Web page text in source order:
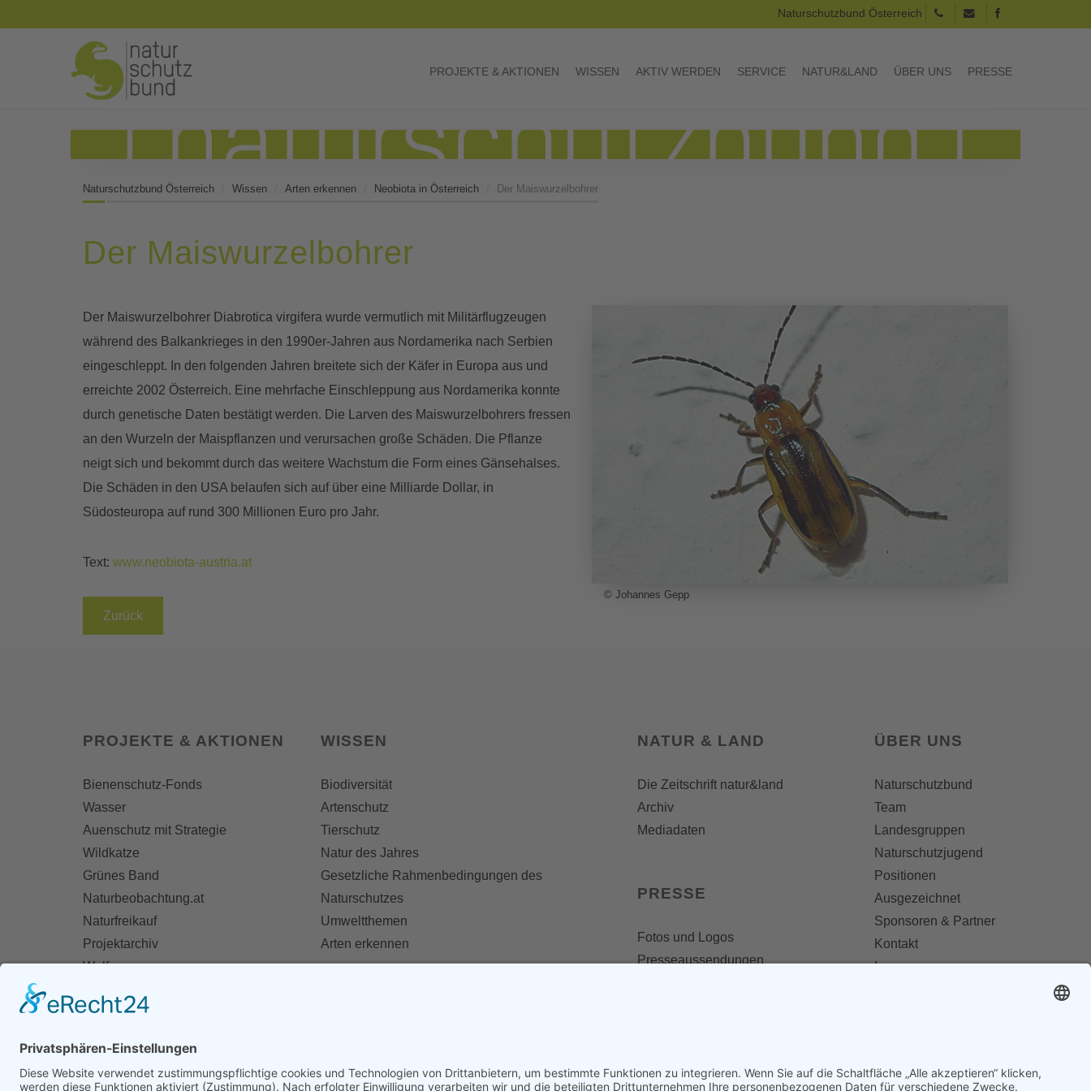
Naturschutzbund Österreich
PROJEKTE & AKTIONEN WISSEN AKTIV WERDEN SERVICE NATUR&LAND ÜBER UNS PRESSE
Naturschutzbund Österreich Wissen Arten erkennen Neobiota in Österreich Der Maiswurzelbohrer
Der Maiswurzelbohrer
© Johannes Gepp
Der Maiswurzelbohrer Diabrotica virgifera wurde vermutlich mit Militärflugzeugen
während des Balkankrieges in den 1990er-Jahren aus Nordamerika nach Serbien
eingeschleppt. In den folgenden Jahren breitete sich der Käfer in Europa aus und
erreichte 2002 Österreich. Eine mehrfache Einschleppung aus Nordamerika konnte
durch genetische Daten bestätigt werden. Die Larven des Maiswurzelbohrers fressen
an den Wurzeln der Maispflanzen und verursachen große Schäden. Die Pflanze
neigt sich und bekommt durch das weitere Wachstum die Form eines Gänsehalses.
Die Schäden in den USA belaufen sich auf über eine Milliarde Dollar, in
Südosteuropa auf rund 300 Millionen Euro pro Jahr.
Text: www.neobiota-austria.at
Zurück
PROJEKTE & AKTIONEN
Bienenschutz-Fonds
Wasser
Auenschutz mit Strategie
Wildkatze
Grünes Band
Naturbeobachtung.at
Naturfreikauf
Projektarchiv
Wolf
WISSEN
Biodiversität
Artenschutz
Tierschutz
Natur des Jahres
Gesetzliche Rahmenbedingungen des
Naturschutzes
Umweltthemen
Arten erkennen
Spenden
NATUR & LAND
Die Zeitschrift natur&land
Archiv
Mediadaten
PRESSE
Fotos und Logos
Presseaussendungen
ÜBER UNS
Naturschutzbund
Team
Landesgruppen
Naturschutzjugend
Positionen
Ausgezeichnet
Sponsoren & Partner
Kontakt
Impressum